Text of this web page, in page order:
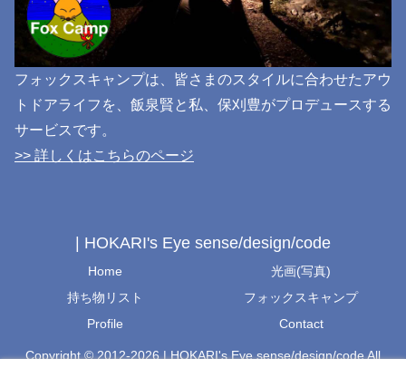
フォックスキャンプは、皆さまのスタイルに合わせたアウ
トドアライフを、飯泉賢と私、保刈豊がプロデュースする
サービスです。
>> 詳しくはこちらのページ
| HOKARI's Eye sense/design/code
Home
光画(写真)
持ち物リスト
フォックスキャンプ
Profile
Contact
Copyright © 2012-2026 | HOKARI's Eye sense/design/code All